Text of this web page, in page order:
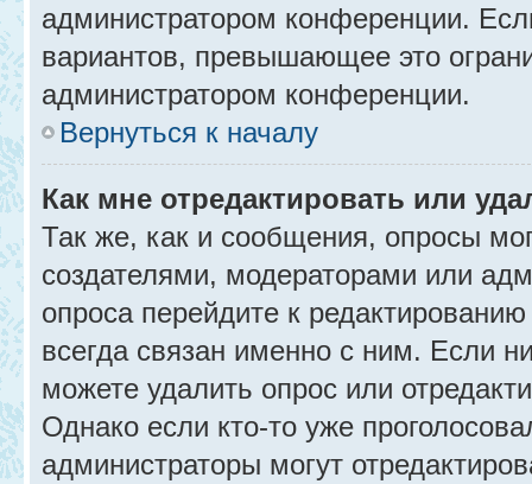
администратором конференции.
вариантов, превышающее это
администратором конференции.
Вернуться к началу
Как мне отредактировать или
Так же, как и сообщения, опросы
создателями, модераторами или
опроса перейдите к
всегда связан именно с ним. Если
можете удалить опрос или
Однако если кто-то уже
администраторы могут